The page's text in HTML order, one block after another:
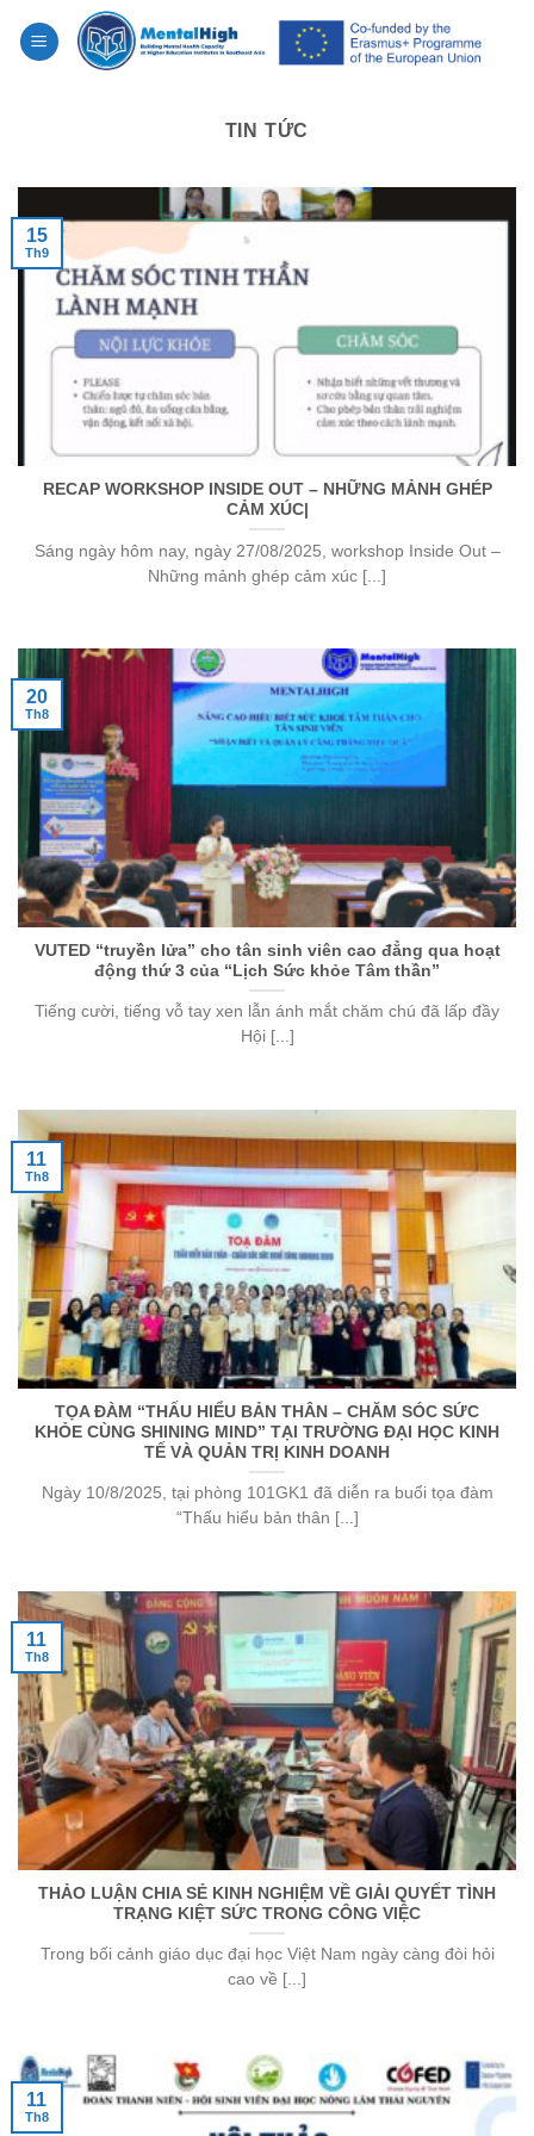
TIN TỨC
RECAP WORKSHOP INSIDE OUT – NHỮNG MẢNH GHÉP
CẢM XÚC|
Sáng ngày hôm nay, ngày 27/08/2025, workshop Inside Out –
Những mảnh ghép cảm xúc [...]
15
Th9
VUTED “truyền lửa” cho tân sinh viên cao đẳng qua hoạt
động thứ 3 của “Lịch Sức khỏe Tâm thần”
Tiếng cười, tiếng vỗ tay xen lẫn ánh mắt chăm chú đã lấp đầy
Hội [...]
20
Th8
TỌA ĐÀM “THẤU HIỂU BẢN THÂN – CHĂM SÓC SỨC
KHỎE CÙNG SHINING MIND” TẠI TRƯỜNG ĐẠI HỌC KINH
TẾ VÀ QUẢN TRỊ KINH DOANH
Ngày 10/8/2025, tại phòng 101GK1 đã diễn ra buổi tọa đàm
“Thấu hiểu bản thân [...]
11
Th8
THẢO LUẬN CHIA SẺ KINH NGHIỆM VỀ GIẢI QUYẾT TÌNH
TRẠNG KIỆT SỨC TRONG CÔNG VIỆC
Trong bối cảnh giáo dục đại học Việt Nam ngày càng đòi hỏi
cao về [...]
11
Th8
11
Th8